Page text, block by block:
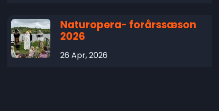
Naturopera- forårssæson
2026
26 Apr, 2026